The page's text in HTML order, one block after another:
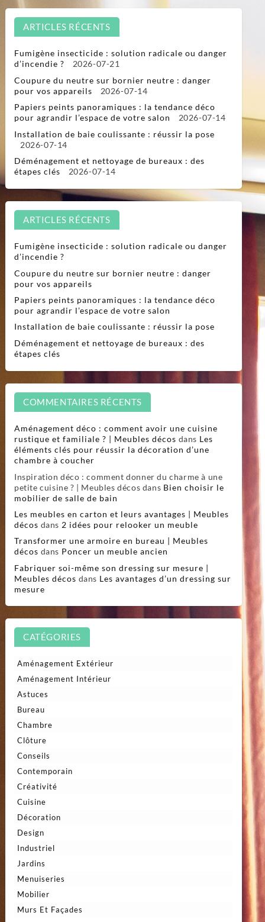
ARTICLES RÉCENTS
Fumigène insecticide : solution radicale ou danger
d’incendie ?
2026-07-21
Coupure du neutre sur bornier neutre : danger
pour vos appareils
2026-07-14
Papiers peints panoramiques : la tendance déco
pour agrandir l’espace de votre salon
2026-07-14
Installation de baie coulissante : réussir la pose
2026-07-14
Déménagement et nettoyage de bureaux : des
étapes clés
2026-07-14
ARTICLES RÉCENTS
Fumigène insecticide : solution radicale ou danger
d’incendie ?
Coupure du neutre sur bornier neutre : danger
pour vos appareils
Papiers peints panoramiques : la tendance déco
pour agrandir l’espace de votre salon
Installation de baie coulissante : réussir la pose
Déménagement et nettoyage de bureaux : des
étapes clés
COMMENTAIRES RÉCENTS
Aménagement déco : comment avoir une cuisine
rustique et familiale ? | Meubles décos dans Les
éléments clés pour réussir la décoration d’une
chambre à coucher
Inspiration déco : comment donner du charme à une
petite cuisine ? | Meubles décos dans Bien choisir le
mobilier de salle de bain
Les meubles en carton et leurs avantages | Meubles
décos dans 2 idées pour relooker un meuble
Transformer une armoire en bureau | Meubles
décos dans Poncer un meuble ancien
Fabriquer soi-même son dressing sur mesure |
Meubles décos dans Les avantages d’un dressing sur
mesure
CATÉGORIES
Aménagement Extérieur
Aménagement Intérieur
Astuces
Bureau
Chambre
Clôture
Conseils
Contemporain
Créativité
Cuisine
Décoration
Design
Industriel
Jardins
Menuiseries
Mobilier
Murs Et Façades